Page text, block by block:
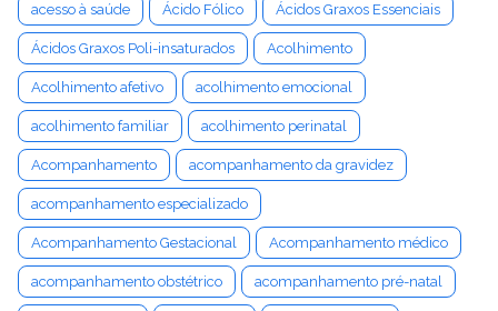
acesso à saúde Ácido Fólico Ácidos Graxos Essenciais
Ácidos Graxos Poli-insaturados Acolhimento
Acolhimento afetivo acolhimento emocional
acolhimento familiar acolhimento perinatal
Acompanhamento acompanhamento da gravidez
acompanhamento especializado
Acompanhamento Gestacional Acompanhamento médico
acompanhamento obstétrico acompanhamento pré-natal